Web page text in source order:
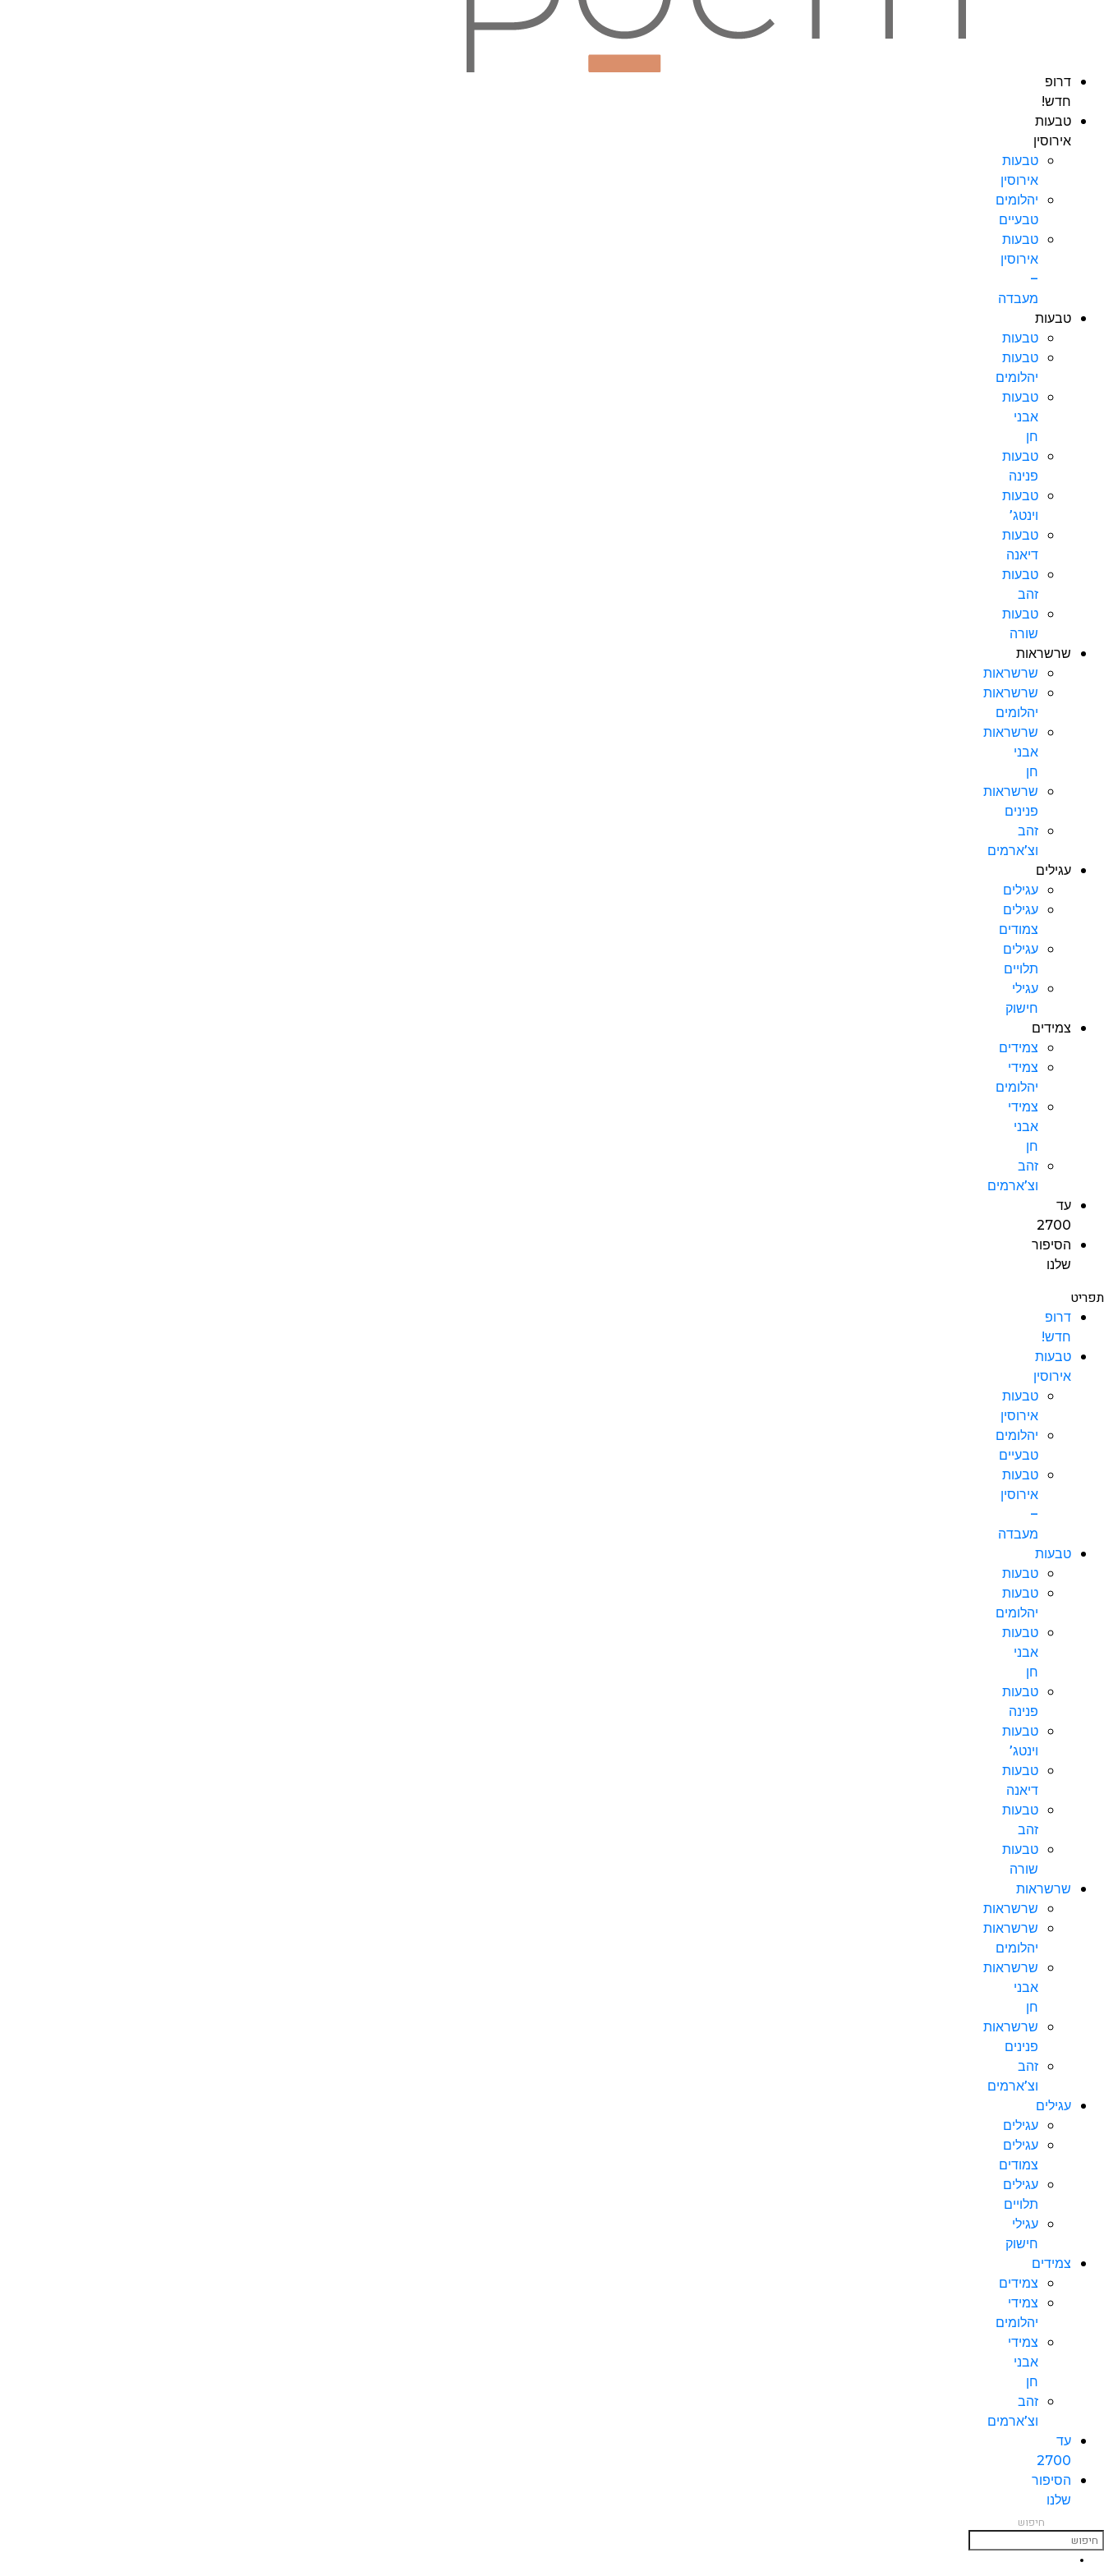
דרופ
חדש!
טבעות
אירוסין
טבעות
אירוסין
יהלומים
טבעיים
טבעות
אירוסין
–
מעבדה
טבעות
טבעות
טבעות
יהלומים
טבעות
אבני
חן
טבעות
פנינה
טבעות
וינטג’
טבעות
דיאנה
טבעות
זהב
טבעות
שורה
שרשראות
שרשראות
שרשראות
יהלומים
שרשראות
אבני
חן
שרשראות
פנינים
זהב
וצ’ארמים
עגילים
עגילים
עגילים
צמודים
עגילים
תלויים
עגילי
חישוק
צמידים
צמידים
צמידי
יהלומים
צמידי
אבני
חן
זהב
וצ’ארמים
עד
2700
הסיפור
שלנו
תפריט
דרופ
חדש!
טבעות
אירוסין
טבעות
אירוסין
יהלומים
טבעיים
טבעות
אירוסין
–
מעבדה
טבעות
טבעות
טבעות
יהלומים
טבעות
אבני
חן
טבעות
פנינה
טבעות
וינטג’
טבעות
דיאנה
טבעות
זהב
טבעות
שורה
שרשראות
שרשראות
שרשראות
יהלומים
שרשראות
אבני
חן
שרשראות
פנינים
זהב
וצ’ארמים
עגילים
עגילים
עגילים
צמודים
עגילים
תלויים
עגילי
חישוק
צמידים
צמידים
צמידי
יהלומים
צמידי
אבני
חן
זהב
וצ’ארמים
עד
2700
הסיפור
שלנו
חיפוש